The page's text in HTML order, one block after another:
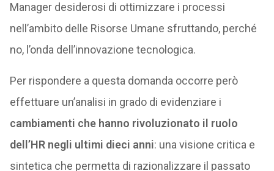
Manager desiderosi di ottimizzare i processi
nell’ambito delle Risorse Umane sfruttando, perché
no, l’onda dell’innovazione tecnologica.
Per rispondere a questa domanda occorre però
effettuare un’analisi in grado di evidenziare i
cambiamenti che hanno rivoluzionato il ruolo
dell’HR negli ultimi dieci anni: una visione critica e
sintetica che permetta di razionalizzare il passato